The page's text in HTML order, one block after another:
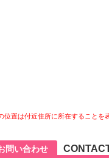
置は付近住所に所在することを
問い合わせ